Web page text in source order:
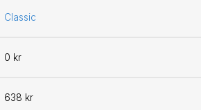
Classic
0 kr
638 kr